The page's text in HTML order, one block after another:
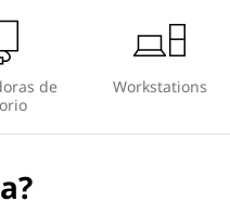
de
Workstations